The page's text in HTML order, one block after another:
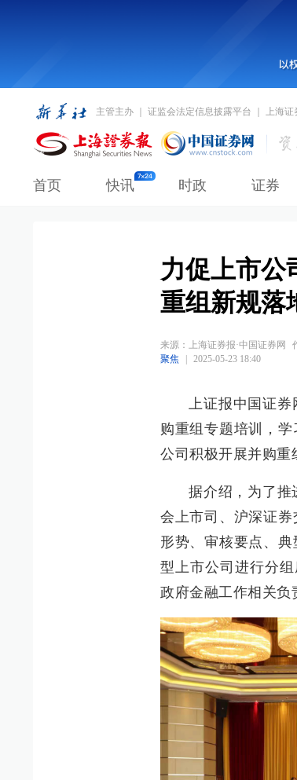
主管主办 ｜ 证监会法定信息披露平台 ｜ 上海证
首页 快讯 时政 证券
力促上市公
重组新规落
来源： 上海证券报·中国证券网
聚焦
2025-05-23 18:40
上证报中国证券
购重组专题培训，
公司积极开展并购重
据介绍，为了推
会上市司、沪深证
形势、审核要点、
型上市公司进行分
政府金融工作相关负